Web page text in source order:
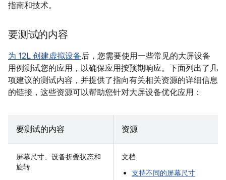
指南和技术。
要测试的内容
为 12L 创建虚拟设备后，您需要使用一些常见的大屏设备
用例测试您的应用，以确保应用按预期响应。下面列出了几
项建议的测试内容，并提供了指向有关相关资源的详细信息
的链接，这些资源可以帮助您针对大屏设备优化应用：
要测试的内容 资源
屏幕尺寸、设备折叠状态和
旋转
文档
支持不同的屏幕尺寸